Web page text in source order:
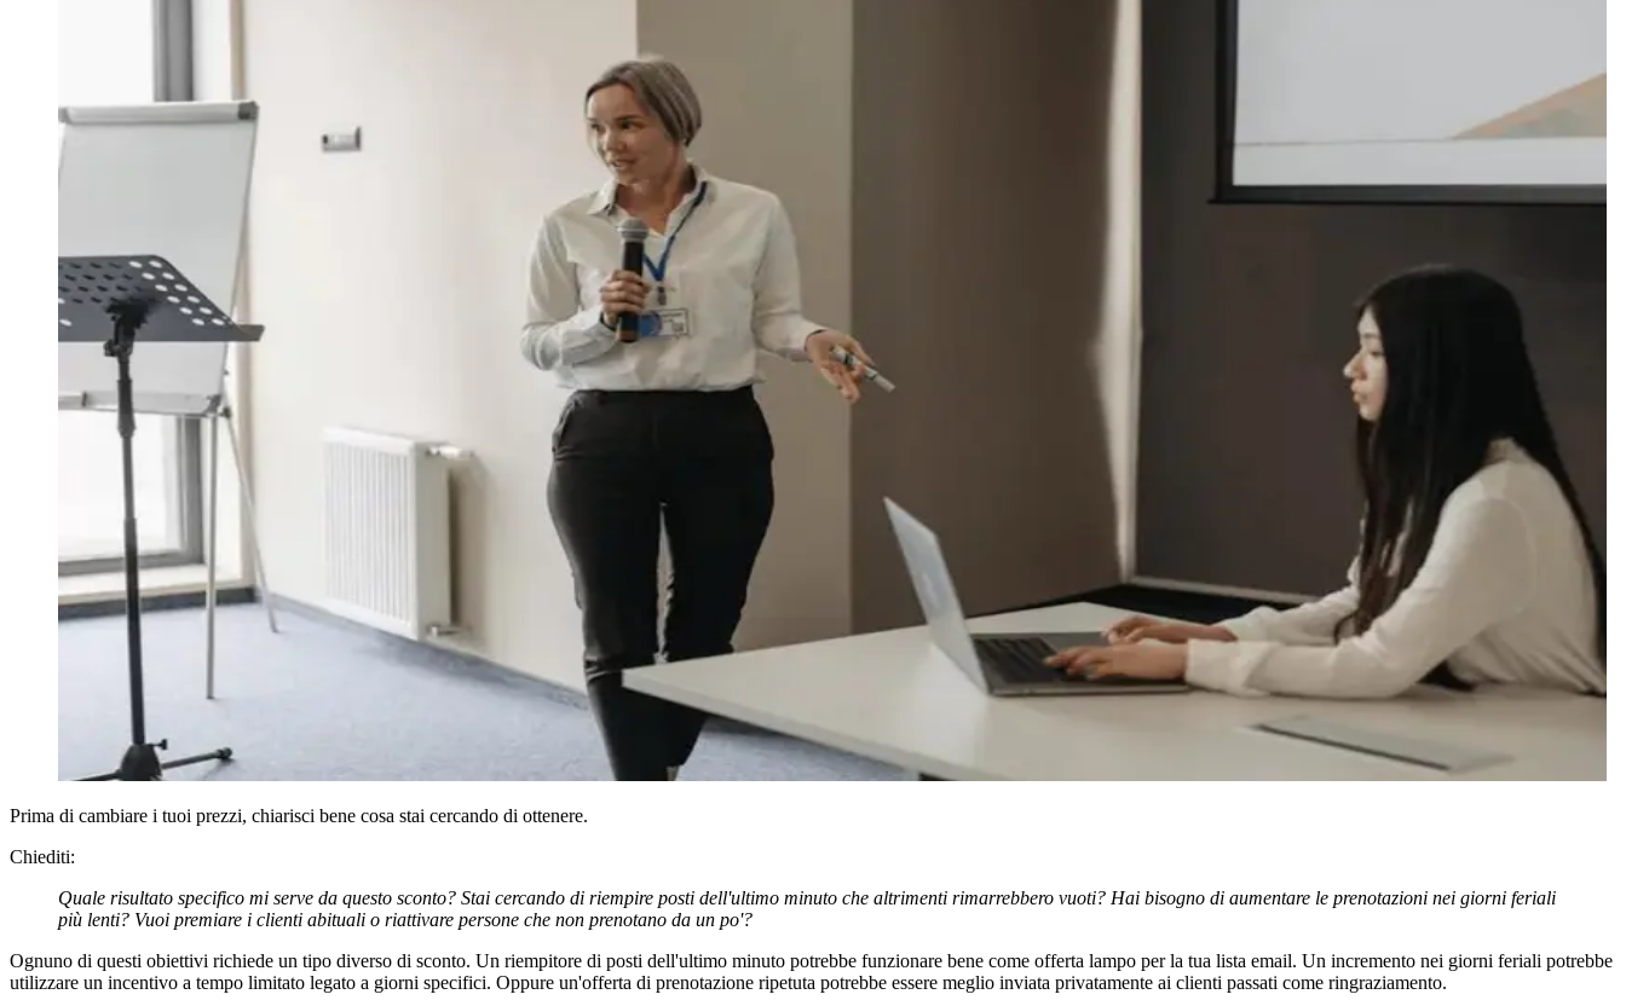
Prima di cambiare i tuoi prezzi, chiarisci bene cosa stai cercando di ottenere.
Chiediti:
Quale risultato specifico mi serve da questo sconto? Stai cercando di riempire posti dell'ultimo minuto che altrimenti rimarrebbero vuoti? Hai bisogno di aumentare le prenotazioni nei giorni feriali
più lenti? Vuoi premiare i clienti abituali o riattivare persone che non prenotano da un po'?
Ognuno di questi obiettivi richiede un tipo diverso di sconto. Un riempitore di posti dell'ultimo minuto potrebbe funzionare bene come offerta lampo per la tua lista email. Un incremento nei giorni feriali potrebbe
utilizzare un incentivo a tempo limitato legato a giorni specifici. Oppure un'offerta di prenotazione ripetuta potrebbe essere meglio inviata privatamente ai clienti passati come ringraziamento.